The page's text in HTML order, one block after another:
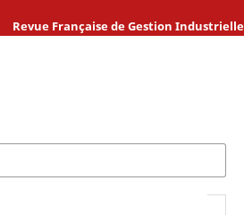
Revue Française de Gestion Industrielle